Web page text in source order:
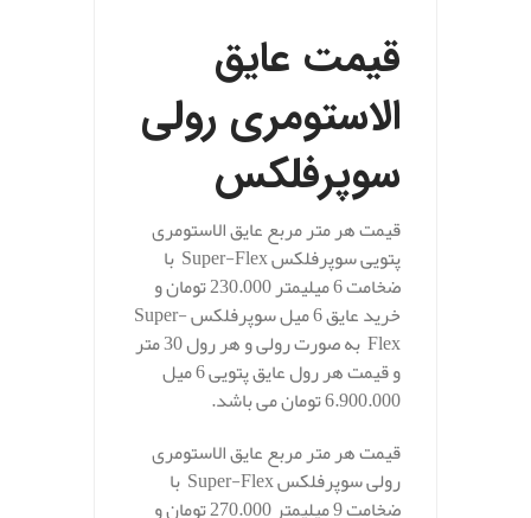
قیمت عایق
الاستومری رولی
سوپرفلکس
قیمت هر متر مربع عایق الاستومری
پتویی سوپرفلکس Super-Flex با
ضخامت 6 میلیمتر 230.000 تومان و
خرید عایق 6 میل سوپرفلکس Super-
Flex به صورت رولی و هر رول 30 متر
و قیمت هر رول عایق پتویی 6 میل
6.900.000 تومان می باشد.
قیمت هر متر مربع عایق الاستومری
رولی سوپرفلکس Super-Flex با
ضخامت 9 میلیمتر 270.000 تومان و